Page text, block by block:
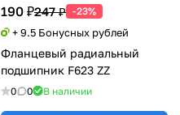
190 ₽247 ₽ -23%
+ 9.5 Бонусных рублей
Фланцевый радиальный
подшипник F623 ZZ
0 0 В наличии